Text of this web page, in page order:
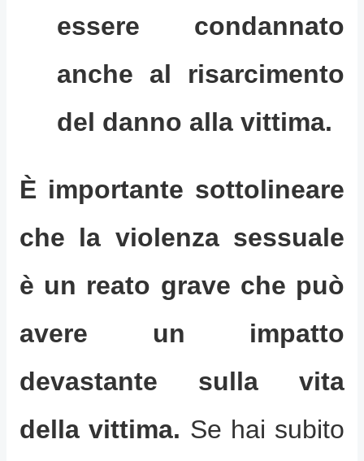
essere condannato
anche al risarcimento
del danno alla vittima.
È importante sottolineare
che la violenza sessuale
è un reato grave che può
avere un impatto
devastante sulla vita
della vittima. Se hai subito